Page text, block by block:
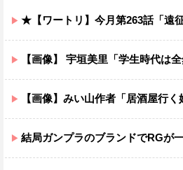
★【ワートリ】今月第263話「遠征選抜試
【画像】 宇垣美里「学生時代は全然モテなかったです
【画像】みい山作者「居酒屋行く奴はバカ。ホストの初回なら居酒
結局ガンプラのブランドでRGが